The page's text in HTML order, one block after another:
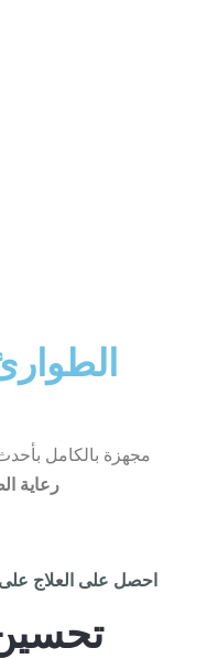
مجهزة بالكامل
رعاية
احصل على العلاج